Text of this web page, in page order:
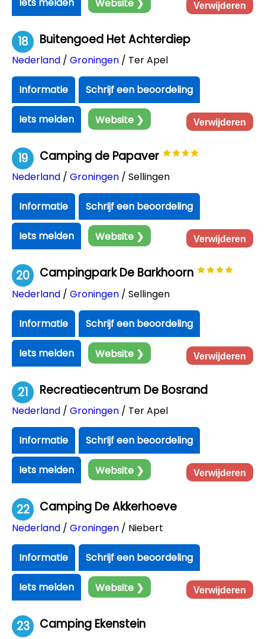
Website ❯ Verwijderen
18 Buitengoed Het Achterdiep
Nederland / Groningen / Ter Apel
Informatie Schrijf een beoordeling
Iets melden Website ❯ Verwijderen
19 Camping de Papaver
Nederland / Groningen / Sellingen
Informatie Schrijf een beoordeling
Iets melden Website ❯ Verwijderen
20 Campingpark De Barkhoorn
Nederland / Groningen / Sellingen
Informatie Schrijf een beoordeling
Iets melden Website ❯ Verwijderen
21 Recreatiecentrum De Bosrand
Nederland / Groningen / Ter Apel
Informatie Schrijf een beoordeling
Iets melden Website ❯ Verwijderen
22 Camping De Akkerhoeve
Nederland / Groningen / Niebert
Informatie Schrijf een beoordeling
Iets melden Website ❯ Verwijderen
23 Camping Ekenstein